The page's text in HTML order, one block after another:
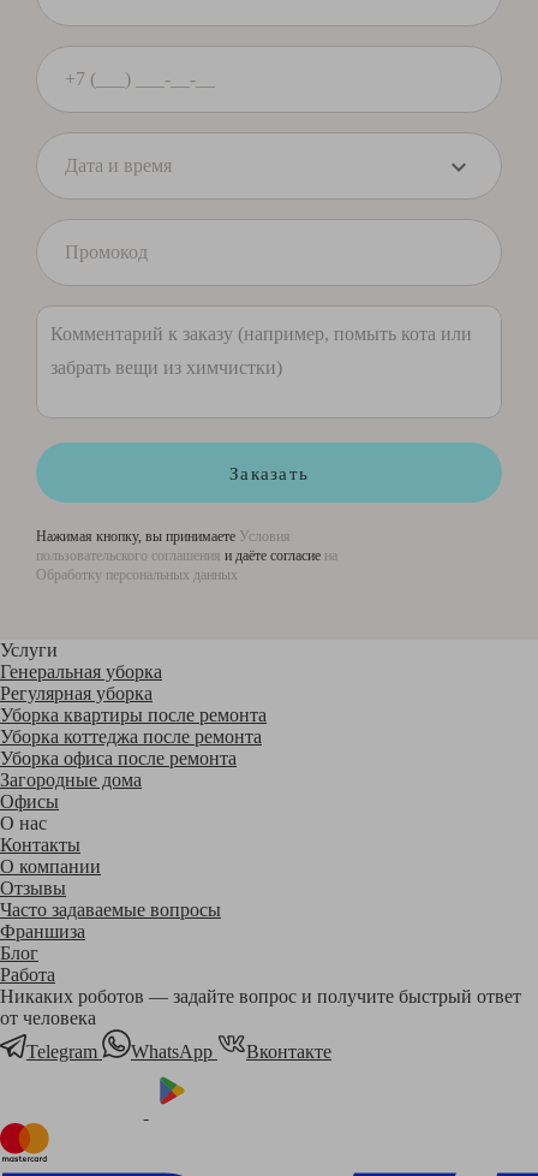
Заказать
Нажимая кнопку, вы принимаете Условия
пользовательского соглашения и даёте согласие на
Обработку персональных данных
Услуги
Генеральная уборка
Регулярная уборка
Уборка квартиры после ремонта
Уборка коттеджа после ремонта
Уборка офиса после ремонта
Загородные дома
Офисы
О нас
Контакты
О компании
Отзывы
Часто задаваемые вопросы
Франшиза
Блог
Работа
Никаких роботов — задайте вопрос и получите быстрый ответ
от человека
Telegram
WhatsApp Вконтакте